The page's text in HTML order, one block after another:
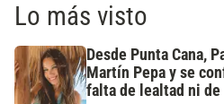
Lo más visto
Desde Punta Cana,
Martín Pepa y se
falta de lealtad ni de